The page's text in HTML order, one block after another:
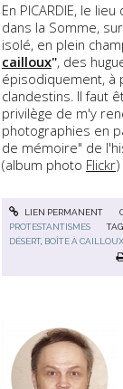
En PICARDIE, le
dans la Somme,
isolé, en plein
cailloux", des
épisodiquement, à
clandestins. Il faut
privilège de m'y
photographies en
de mémoire" de
(album photo Flickr)
LIEN PERMANENT
PROTESTANTISMES
DÉSERT, BOÎTE À CAILLOUX